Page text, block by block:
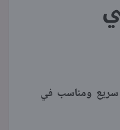
سريع ومناسب في